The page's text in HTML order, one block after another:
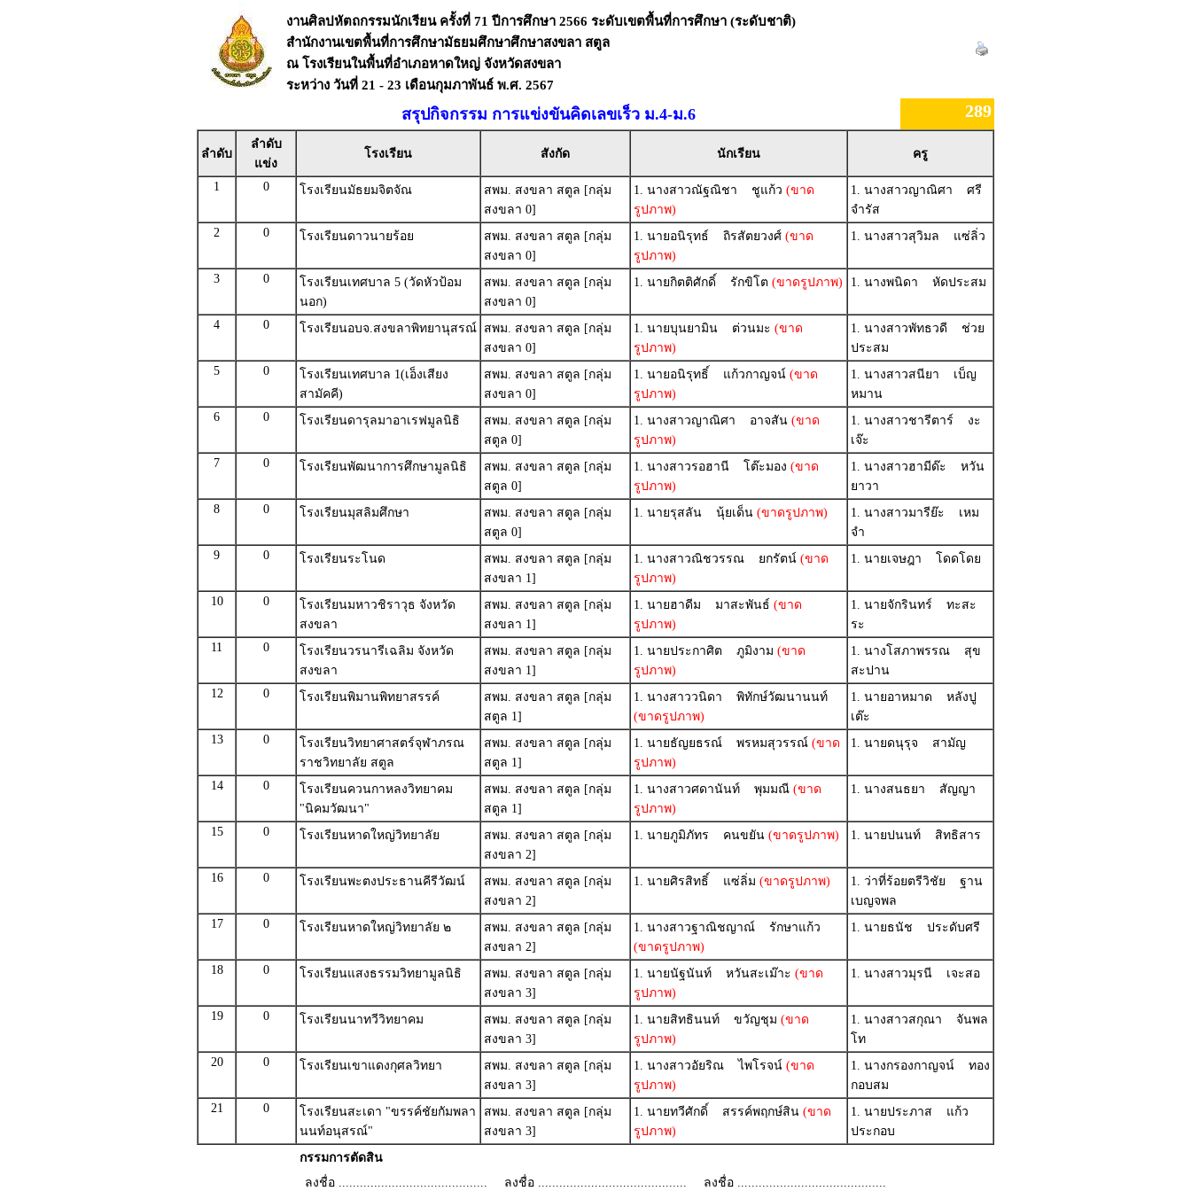
งานศิลปหัตถกรรมนักเรียน ครั้งที่ 71 ปีการศึกษา 2566 ระดับเขตพื้นที่การศึกษา (ระดับชาติ)
สำนักงานเขตพื้นที่การศึกษามัธยมศึกษาศึกษาสงขลา สตูล
ณ โรงเรียนในพื้นที่อำเภอหาดใหญ่ จังหวัดสงขลา
ระหว่าง วันที่ 21 - 23 เดือนกุมภาพันธ์ พ.ศ. 2567
สรุปกิจกรรม การแข่งขันคิดเลขเร็ว ม.4-ม.6 289
ลำดับ
ลำดับ
แข่ง
โรงเรียน สังกัด นักเรียน ครู
1 0 โรงเรียนมัธยมจิตจัณ
สพม. สงขลา สตูล [กลุ่ม
สงขลา 0]
1. นางสาวณัฐณิชา ชูแก้ว (ขาด
รูปภาพ)
1. นางสาวญาณิศา ศรี
จำรัส
2
0 โรงเรียนดาวนายร้อย
สพม. สงขลา สตูล [กลุ่ม
สงขลา 0]
1. นายอนิรุทธ์ ถิรสัตยวงศ์ (ขาด
รูปภาพ)
1. นางสาวสุวิมล แซ่ลิ่ว
3 0
โรงเรียนเทศบาล 5 (วัดหัวป้อม
นอก)
สพม. สงขลา สตูล [กลุ่ม
สงขลา 0]
1. นายกิตติศักดิ์ รักขิโต (ขาดรูปภาพ) 1. นางพนิดา หัดประสม
4 0 โรงเรียนอบจ.สงขลาพิทยานุสรณ์ สพม. สงขลา สตูล [กลุ่ม
สงขลา 0]
1. นายบุนยามิน ต่วนมะ (ขาด
รูปภาพ)
1. นางสาวพัทธวดี ช่วย
ประสม
5
0
โรงเรียนเทศบาล 1(เอ็งเสียง
สามัคคี)
สพม. สงขลา สตูล [กลุ่ม
สงขลา 0]
1. นายอนิรุทธิ์ แก้วกาญจน์ (ขาด
รูปภาพ)
1. นางสาวสนียา เบ็ญ
หมาน
6
0 โรงเรียนดารุลมาอาเรฟมูลนิธิ
สพม. สงขลา สตูล [กลุ่ม
สตูล 0]
1. นางสาวญาณิศา อาจสัน (ขาด
รูปภาพ)
1. นางสาวชารีตาร์ งะ
เจ๊ะ
7
0 โรงเรียนพัฒนาการศึกษามูลนิธิ
สพม. สงขลา สตูล [กลุ่ม
สตูล 0]
1. นางสาวรอฮานี โต๊ะมอง (ขาด
รูปภาพ)
1. นางสาวฮามีด๊ะ หวัน
ยาวา
8
0 โรงเรียนมุสลิมศึกษา
สพม. สงขลา สตูล [กลุ่ม
สตูล 0]
1. นายรุสลัน นุ้ยเด็น (ขาดรูปภาพ)
1. นางสาวมารีย๊ะ เหม
จำ
9
0 โรงเรียนระโนด
สพม. สงขลา สตูล [กลุ่ม
สงขลา 1]
1. นางสาวณิชวรรณ ยกรัตน์ (ขาด
รูปภาพ)
1. นายเจษฎา โดดโดย
10 0
โรงเรียนมหาวชิราวุธ จังหวัด
สงขลา
สพม. สงขลา สตูล [กลุ่ม
สงขลา 1]
1. นายฮาดีม มาสะพันธ์ (ขาด
รูปภาพ)
1. นายจักรินทร์ ทะสะ
ระ
11
0
โรงเรียนวรนารีเฉลิม จังหวัด
สงขลา
สพม. สงขลา สตูล [กลุ่ม
สงขลา 1]
1. นายประกาศิต ภูมิงาม (ขาด
รูปภาพ)
1. นางโสภาพรรณ สุข
สะปาน
12
0 โรงเรียนพิมานพิทยาสรรค์
สพม. สงขลา สตูล [กลุ่ม
สตูล 1]
1. นางสาววนิดา พิทักษ์วัฒนานนท์
(ขาดรูปภาพ)
1. นายอาหมาด หลังปู
เต๊ะ
13
0
โรงเรียนวิทยาศาสตร์จุฬาภรณ
ราชวิทยาลัย สตูล
สพม. สงขลา สตูล [กลุ่ม
สตูล 1]
1. นายธัญยธรณ์ พรหมสุวรรณ์ (ขาด
รูปภาพ)
1. นายดนุรุจ สามัญ
14 0
โรงเรียนควนกาหลงวิทยาคม
"นิคมวัฒนา"
สพม. สงขลา สตูล [กลุ่ม
สตูล 1]
1. นางสาวศดานันท์ พุมมณี (ขาด
รูปภาพ)
1. นางสนธยา สัญญา
15 0 โรงเรียนหาดใหญ่วิทยาลัย
สพม. สงขลา สตูล [กลุ่ม
สงขลา 2]
1. นายภูมิภัทร คนขยัน (ขาดรูปภาพ) 1. นายปนนท์ สิทธิสาร
16 0 โรงเรียนพะตงประธานคีรีวัฒน์
สพม. สงขลา สตูล [กลุ่ม
สงขลา 2]
1. นายศิรสิทธิ์ แซ่ลิ่ม (ขาดรูปภาพ)
1. ว่าที่ร้อยตรีวิชัย ฐาน
เบญจพล
17
0 โรงเรียนหาดใหญ่วิทยาลัย ๒
สพม. สงขลา สตูล [กลุ่ม
สงขลา 2]
1. นางสาวฐาณิชญาณ์ รักษาแก้ว
(ขาดรูปภาพ)
1. นายธนัช ประดับศรี
18 0 โรงเรียนแสงธรรมวิทยามูลนิธิ
สพม. สงขลา สตูล [กลุ่ม
สงขลา 3]
1. นายนัฐนันท์ หวันสะเม๊าะ (ขาด
รูปภาพ)
1. นางสาวมุรนี เจะสอ
19 0 โรงเรียนนาทวีวิทยาคม
สพม. สงขลา สตูล [กลุ่ม
สงขลา 3]
1. นายสิทธินนท์ ขวัญชุม (ขาด
รูปภาพ)
1. นางสาวสกุณา จันพล
โท
20
0 โรงเรียนเขาแดงกุศลวิทยา
สพม. สงขลา สตูล [กลุ่ม
สงขลา 3]
1. นางสาวอัยริณ ไพโรจน์ (ขาด
รูปภาพ)
1. นางกรองกาญจน์ ทอง
กอบสม
21
0
โรงเรียนสะเดา "ขรรค์ชัยกัมพลา
นนท์อนุสรณ์"
สพม. สงขลา สตูล [กลุ่ม
สงขลา 3]
1. นายทวีศักดิ์ สรรค์พฤกษ์สิน (ขาด
รูปภาพ)
1. นายประภาส แก้ว
ประกอบ
กรรมการตัดสิน
ลงชื่อ ..........................................
ลงชื่อ .......................................... ลงชื่อ ..........................................